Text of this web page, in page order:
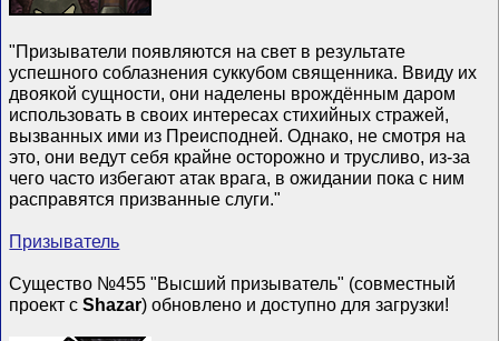
"Призыватели появляются на свет в результате
успешного соблазнения суккубом священника. Ввиду их
двоякой сущности, они наделены врождённым даром
использовать в своих интересах стихийных стражей,
вызванных ими из Преисподней. Однако, не смотря на
это, они ведут себя крайне осторожно и трусливо, из-за
чего часто избегают атак врага, в ожидании пока с ним
расправятся призванные слуги."
Призыватель
Существо №455 "Высший призыватель" (совместный
проект сShazar) обновлено и доступно для загрузки!